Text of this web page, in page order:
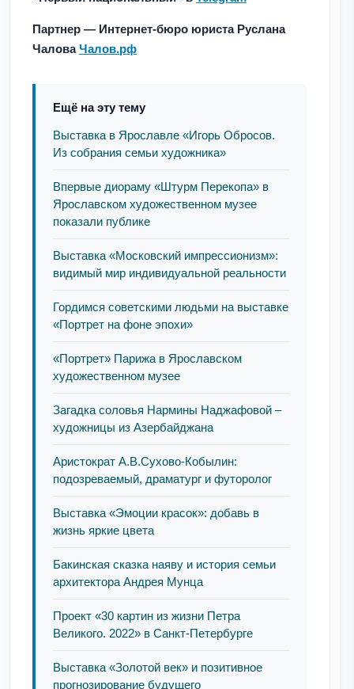
Партнер — Интернет-бюро юриста Руслана
ЧаловаЧалов.рф
Ещё на эту тему
Выставка в Ярославле «Игорь Обросов.
Из собрания семьи художника»
Впервые диораму «Штурм Перекопа» в
Ярославском художественном музее
показали публике
Выставка «Московский импрессионизм»:
видимый мир индивидуальной реальности
Гордимся советскими людьми на выставке
«Портрет на фоне эпохи»
«Портрет» Парижа в Ярославском
художественном музее
Загадка соловья Нармины Наджафовой –
художницы из Азербайджана
Аристократ А.В.Сухово-Кобылин:
подозреваемый, драматург и футоролог
Выставка «Эмоции красок»: добавь в
жизнь яркие цвета
Бакинская сказка наяву и история семьи
архитектора Андрея Мунца
Проект «30 картин из жизни Петра
Великого. 2022» в Санкт-Петербурге
Выставка «Золотой век» и позитивное
прогнозирование будущего